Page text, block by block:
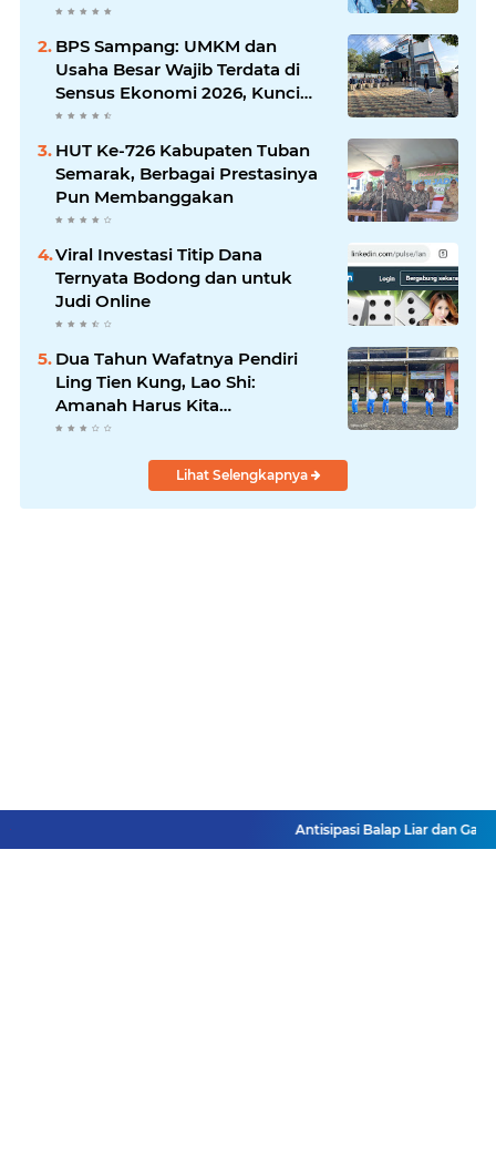
Jatim Syaifullah Mahdi: Ajang
Komunikasi Antar-Kades untuk
Memajukan Desa
BPS Sampang: UMKM dan
Usaha Besar Wajib Terdata di
Sensus Ekonomi 2026, Kunci
Kebijakan Tepat Sasaran
HUT Ke-726 Kabupaten Tuban
Semarak, Berbagai Prestasinya
Pun Membanggakan
Viral Investasi Titip Dana
Ternyata Bodong dan untuk
Judi Online
Dua Tahun Wafatnya Pendiri
Ling Tien Kung, Lao Shi:
Amanah Harus Kita
Laksanakan!
Lihat Selengkapnya
Antisipasi Balap Liar dan